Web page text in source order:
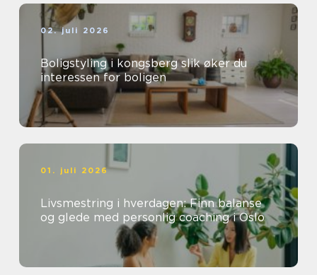
02. juli 2026
Boligstyling i kongsberg slik øker du
interessen for boligen
01. juli 2026
Livsmestring i hverdagen: Finn balanse
og glede med personlig coaching i Oslo